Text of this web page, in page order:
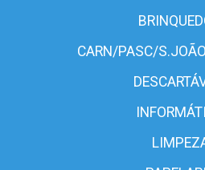
CARN/PASC/